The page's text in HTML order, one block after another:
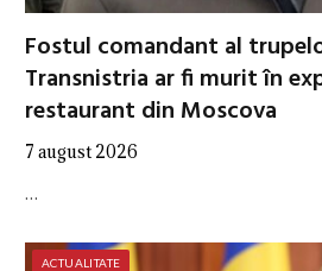
Fostul comandant al
Transnistria ar fi murit în
restaurant din Moscova
7 august 2026
…
ACTUALITATE